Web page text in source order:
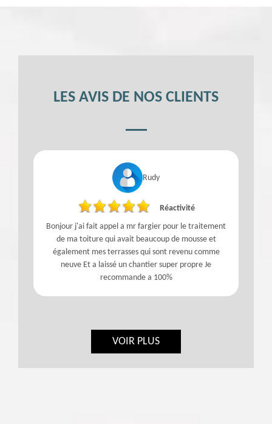
LES AVIS DE NOS CLIENTS
Rudy
Réactivité
Bonjour j'ai fait appel a mr fargier pour le traitement
de ma toiture qui avait beaucoup de mousse et
également mes terrasses qui sont revenu comme
neuve Et a laissé un chantier super propre Je
recommande a 100%
VOIR PLUS